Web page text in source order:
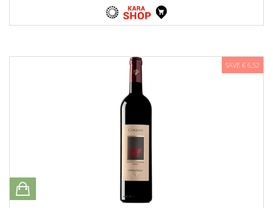
SAVE € 6,52